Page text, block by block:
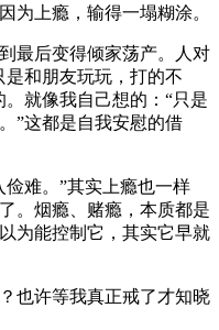
为上瘾，输得一塌糊涂。
最后变得倾家荡产。人对
和朋友玩玩，打的不
就像我自己想的：“只是
”这都是自我安慰的借
难。”其实上瘾也一样
。烟瘾、赌瘾，本质都是
为能控制它，其实它早就
也许等我真正戒了才知晓